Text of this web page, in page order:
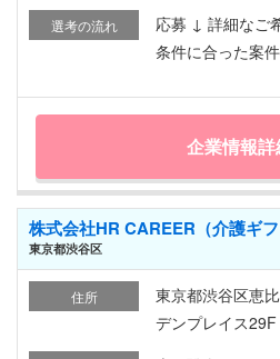
選考の流れ
応募 ↓ 詳細なご
条件に合った案
企業情報
株式会社HR CAREER（介護ギフ
東京都渋谷区
住所
東京都渋谷区恵
デンプレイス29F